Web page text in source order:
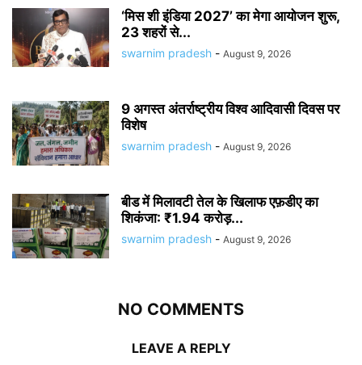
‘मिस शी इंडिया 2027’ का मेगा आयोजन शुरू,
23 शहरों से...
swarnim pradesh - August 9, 2026
9 अगस्त अंतर्राष्ट्रीय विश्व आदिवासी दिवस पर
विशेष
swarnim pradesh - August 9, 2026
बीड में मिलावटी तेल के खिलाफ एफ़डीए का
शिकंजा: ₹1.94 करोड़...
swarnim pradesh - August 9, 2026
NO COMMENTS
LEAVE A REPLY